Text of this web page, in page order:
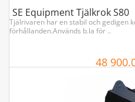
SE Equipment Tjälkrok S80
Tjälrivaren har en stabil och gedigen
förhållanden.Används b.la för ..
48